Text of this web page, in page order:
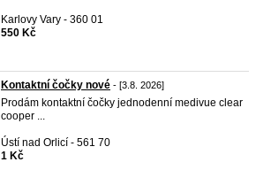
Karlovy Vary - 360 01
550 Kč
Kontaktní čočky nové - [3.8. 2026]
Prodám kontaktní čočky jednodenní medivue clear
cooper ...
Ústí nad Orlicí - 561 70
1 Kč